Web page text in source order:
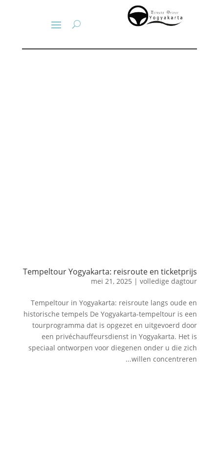
Tempeltour Yogyakarta: reisroute en ticketprijs
mei 21, 2025 |volledige dagtour
Tempeltour in Yogyakarta: reisroute langs oude en
historische tempels De Yogyakarta-tempeltour is een
tourprogramma dat is opgezet en uitgevoerd door
een privéchauffeursdienst in Yogyakarta. Het is
speciaal ontworpen voor diegenen onder u die zich
willen concentreren...